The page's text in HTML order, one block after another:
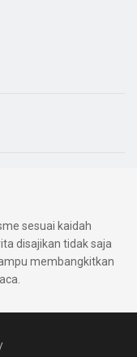
sesuai kaidah
disajikan tidak saja
membangkitkan